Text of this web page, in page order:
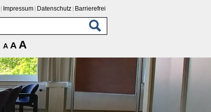
Impressum Datenschutz Barrierefrei
A A A